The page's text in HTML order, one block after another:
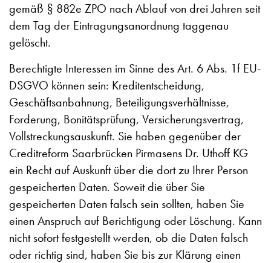
gemäß § 882e ZPO nach Ablauf von drei Jahren seit
dem Tag der Eintragungsanordnung taggenau
gelöscht.
Berechtigte Interessen im Sinne des Art. 6 Abs. 1f EU-
DSGVO können sein: Kreditentscheidung,
Geschäftsanbahnung, Beteiligungsverhältnisse,
Forderung, Bonitätsprüfung, Versicherungsvertrag,
Vollstreckungsauskunft. Sie haben gegenüber der
Creditreform Saarbrücken Pirmasens Dr. Uthoff KG
ein Recht auf Auskunft über die dort zu Ihrer Person
gespeicherten Daten. Soweit die über Sie
gespeicherten Daten falsch sein sollten, haben Sie
einen Anspruch auf Berichtigung oder Löschung. Kann
nicht sofort festgestellt werden, ob die Daten falsch
oder richtig sind, haben Sie bis zur Klärung einen